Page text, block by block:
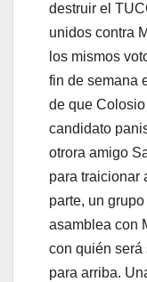
destruir el
unidos contra
los mismos
fin de semana
de que
candidato
otrora amigo
para traicionar
parte, un
asamblea con
con quién será
para arriba.